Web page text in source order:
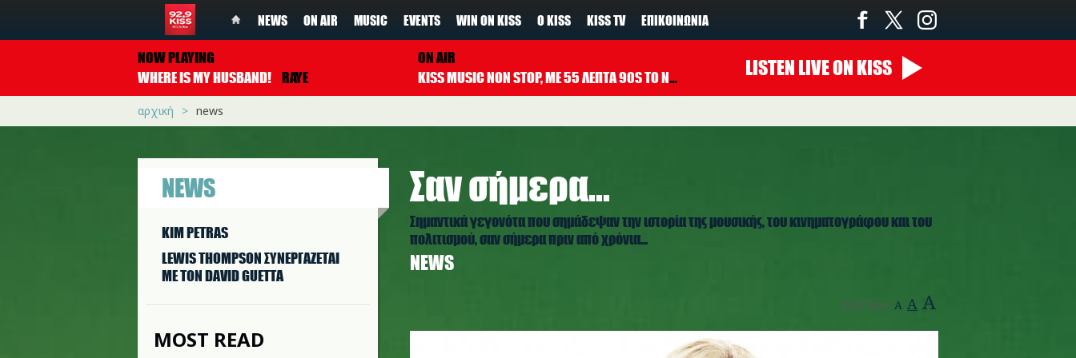
NEWS ON AIR MUSIC EVENTS WIN ON KISS Ο KISS KISS TV ΕΠΙΚΟΙΝΩΝΊΑ
NOW PLAYING
WHERE IS MY HUSBAND! RAYE
ON AIR
KISS MUSIC NON STOP, ΜΕ 55 ΛΕΠΤΑ 90S TO NOW ΚΑΘΕ ΩΡΑ
00:00 - 10:00
LISTEN LIVEON KISS
αρχική news
NEWS
KIM PETRAS
LEWIS THOMPSON ΣΥΝΕΡΓAΖΕΤΑΙ
ΜΕ ΤΟΝ DAVID GUETTA
MOST READ
Σαν σήμερα...
Σημαντικά γεγονότα που σημάδεψαν την ιστορία της μουσικής, του κινηματογράφου και του
πολιτισμού, σαν σήμερα πριν από χρόνια...
NEWS
Text Size: A A A
kelly_clarkson_1.jpg